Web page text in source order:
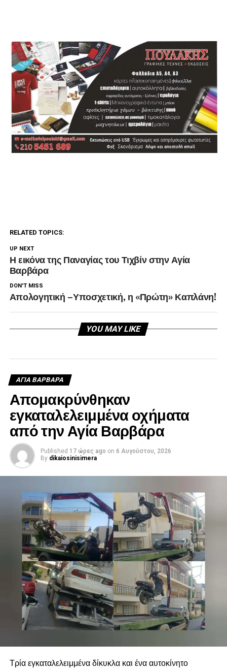
RELATED TOPICS:
UP NEXT
Η εικόνα της Παναγίας του Τιχβίν στην Αγία
Βαρβάρα
DON'T MISS
Απολογητική –Υποσχετική, η «Πρώτη» Καπλάνη!
YOU MAY LIKE
ΑΓΙΑ ΒΑΡΒΑΡΑ
Απομακρύνθηκαν
εγκαταλελειμμένα οχήματα
από την Αγία Βαρβάρα
Published 17 ώρες ago on 6 Αυγούστου, 2026
By dikaiosinisimera
Τρία εγκαταλελειμμένα δίκυκλα και ένα αυτοκίνητο